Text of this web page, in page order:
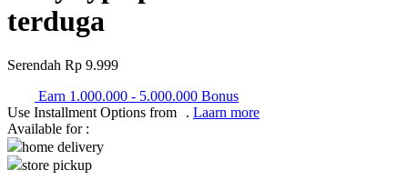
Pureats
Q
QV Baby
terduga
Serendah Rp 9.999
Earn 1.000.000 - 5.000.000 Bonus
Use Installment Options from
. Laarn more
Available for :
home delivery
store pickup